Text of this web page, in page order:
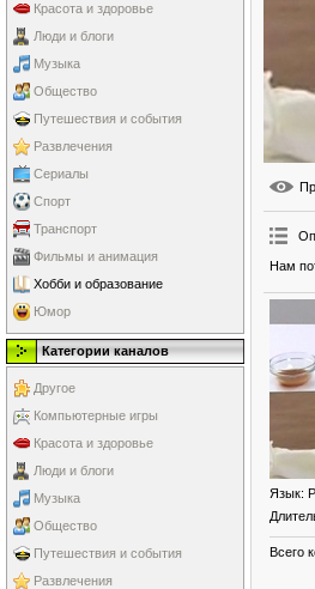
Красота и здоровье
Люди и блоги
Музыка
Общество
Путешествия и события
Развлечения
Сериалы
Спорт
Транспорт
Фильмы и анимация
Хобби и образование
Юмор
Категории каналов
Другое
Компьютерные игры
Красота и здоровье
Люди и блоги
Музыка
Общество
Путешествия и события
Развлечения
Нам
Язык:
Всего